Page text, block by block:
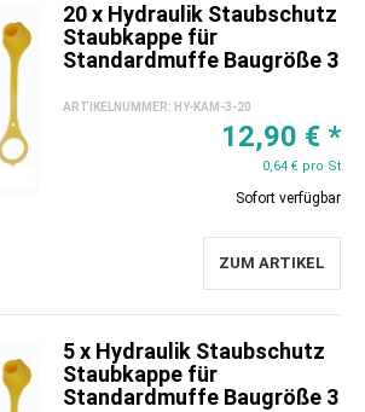
20 x Hydraulik Staubschutz
Staubkappe für
Standardmuffe Baugröße 3
ARTIKELNUMMER: HY-KAM-3-20
12,90 € *
0,64 € pro St
Sofort verfügbar
ZUM ARTIKEL
5 x Hydraulik Staubschutz
Staubkappe für
Standardmuffe Baugröße 3